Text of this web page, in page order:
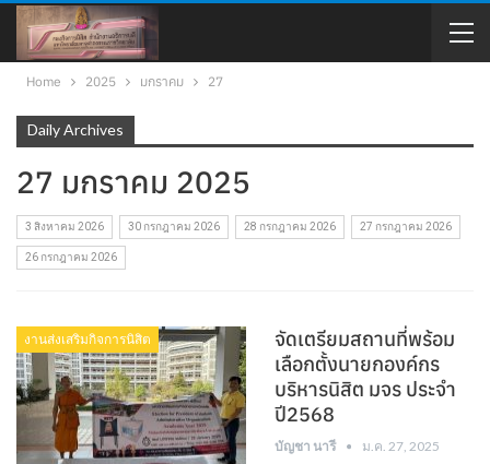
Home 2025 มกราคม 27
Daily Archives
27 มกราคม 2025
3 สิงหาคม 2026 30 กรกฎาคม 2026 28 กรกฎาคม 2026 27 กรกฎาคม 2026
26 กรกฎาคม 2026
งานส่งเสริมกิจการนิสิต
จัดเตรียมสถานที่พร้อม
เลือกตั้งนายกองค์กร
บริหารนิสิต มจร ประจำ
ปี2568
บัญชา นารี ม.ค. 27, 2025